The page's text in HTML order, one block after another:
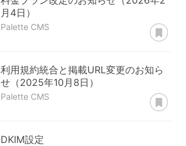
月4日）
Palette CMS
利用規約統合と掲載URL変更のお知ら
せ（2025年10月8日）
Palette CMS
DKIM設定